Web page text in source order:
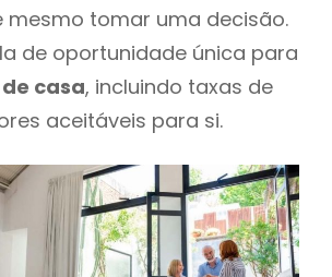
mesmo tomar uma decisão.
de oportunidade única para
casa, incluindo taxas de
aceitáveis para si.